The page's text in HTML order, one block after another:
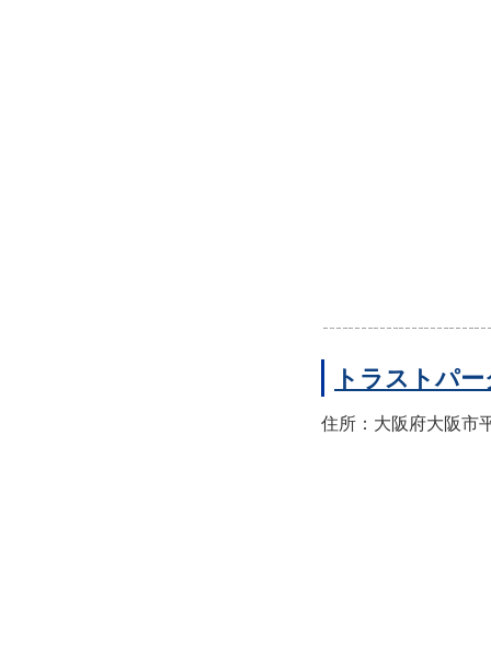
トラストパ
住所：大阪府大阪市